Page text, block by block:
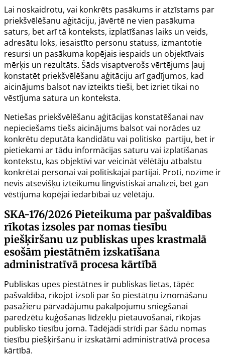
Lai noskaidrotu, vai konkrēts pasākums ir atzīstams par
priekšvēlēšanu aģitāciju, jāvērtē ne vien pasākuma
saturs, bet arī tā konteksts, izplatīšanas laiks un veids,
adresātu loks, iesaistīto personu statuss, izmantotie
resursi un pasākuma kopējais iespaids un objektīvais
mērķis un rezultāts. Šāds visaptverošs vērtējums ļauj
konstatēt priekšvēlēšanu aģitāciju arī gadījumos, kad
aicinājums balsot nav izteikts tieši, bet izriet tikai no
vēstījuma satura un konteksta.
Netiešas priekšvēlēšanu aģitācijas konstatēšanai nav
nepieciešams tiešs aicinājums balsot vai norādes uz
konkrētu deputāta kandidātu vai politisko partiju, bet ir
pietiekami ar tādu informācijas saturu vai izplatīšanas
kontekstu, kas objektīvi var veicināt vēlētāju atbalstu
konkrētai personai vai politiskajai partijai. Proti, nozīme ir
nevis atsevišķu izteikumu lingvistiskai analīzei, bet gan
vēstījuma kopējai iedarbībai uz vēlētāju.
SKA-176/2026 Pieteikuma par pašvaldības
rīkotas izsoles par nomas tiesību
piešķiršanu uz publiskas upes krastmalā
esošām piestātnēm izskatīšana
administratīvā procesa kārtībā
Publiskas upes piestātnes ir publiskas lietas, tāpēc
pašvaldība, rīkojot izsoli par šo piestātņu iznomāšanu
pasažieru pārvadājumu pakalpojumu sniegšanai
paredzētu kuģošanas līdzekļu pietauvošanai, rīkojas
publisko tiesību jomā. Tādējādi strīdi par šādu nomas
tiesību piešķiršanu ir izskatāmi administratīvā procesa
kārtībā.